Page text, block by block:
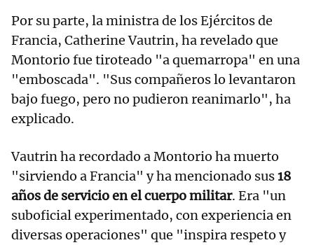
Por su parte, la ministra de los Ejércitos de
Francia, Catherine Vautrin, ha revelado que
Montorio fue tiroteado "a quemarropa" en una
"emboscada". "Sus compañeros lo levantaron
bajo fuego, pero no pudieron reanimarlo", ha
explicado.
Vautrin ha recordado a Montorio ha muerto
"sirviendo a Francia" y ha mencionado sus18
años de servicio en el cuerpo militar. Era "un
suboficial experimentado, con experiencia en
diversas operaciones" que "inspira respeto y